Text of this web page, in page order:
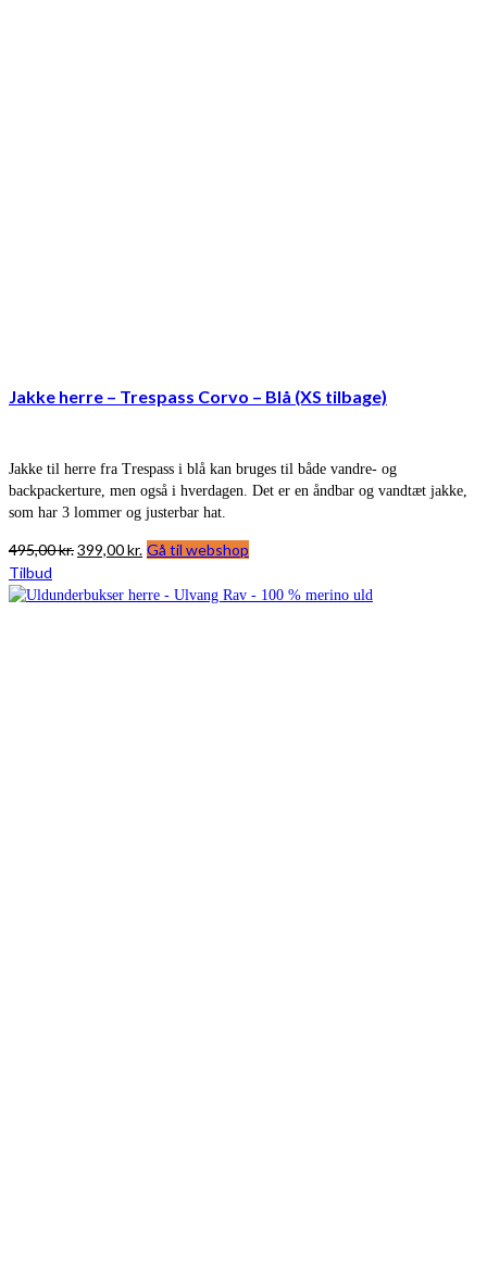
Jakke herre – Trespass Corvo – Blå (XS tilbage)
Jakke til herre fra Trespass i blå kan bruges til både vandre- og
backpackerture, men også i hverdagen. Det er en åndbar og vandtæt jakke,
som har 3 lommer og justerbar hat.
495,00kr.Den
pris
399,00kr. Den
pris
Gå til webshop
Tilbud